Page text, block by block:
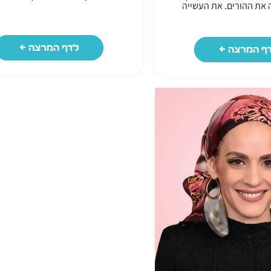
את ההורים. את העשייה
היא אחת ממיטב רבניות
ערבי הפרשת חלה
ובאהבה.
לביתכם'. מה שאדם צריך
ידיו ובחייו, ובערב
הכוח הזה של הברכה.
יכולים לפתוח את כל
ולהביא ישועות
במישור הפיזי-הכלכלי
חלה היא חול בצירוף האות
הפרשת החלה אנו מרימים
הנפילה, הקושי מן
נמצא, ומכניסים בו כוחות
קדושה והצלחה".
המרצה ← לדף המרצה ←